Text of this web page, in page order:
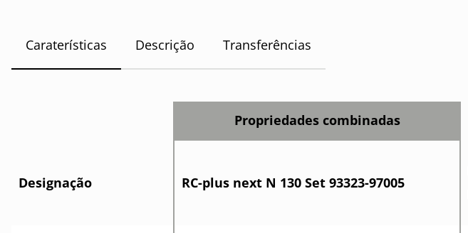
Caraterísticas Descrição Transferências
Propriedades combinadas
Designação RC-plus next N 130 Set 93323-97005